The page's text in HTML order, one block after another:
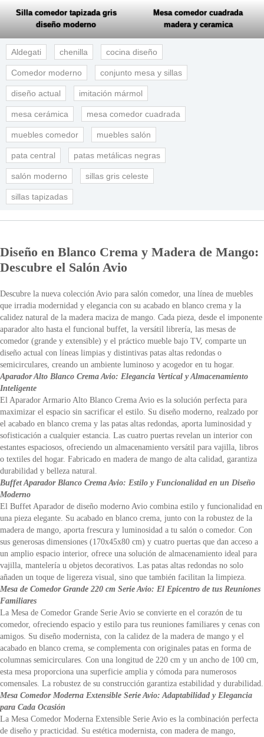
Silla comedor tapizada gris
diseño moderno
Mesa comedor cuadrada
madera y ceramica
Aldegati chenilla cocina diseño
Comedor moderno conjunto mesa y sillas
diseño actual imitación mármol
mesa cerámica mesa comedor cuadrada
muebles comedor muebles salón
pata central patas metálicas negras
salón moderno sillas gris celeste
sillas tapizadas
Diseño en Blanco Crema y Madera de Mango:
Descubre el Salón Avio
Descubre la nueva colección Avio para salón comedor, una línea de muebles
que irradia modernidad y elegancia con su acabado en blanco crema y la
calidez natural de la madera maciza de mango. Cada pieza, desde el imponente
aparador alto hasta el funcional buffet, la versátil librería, las mesas de
comedor (grande y extensible) y el práctico mueble bajo TV, comparte un
diseño actual con líneas limpias y distintivas patas altas redondas o
semicirculares, creando un ambiente luminoso y acogedor en tu hogar.
Aparador Alto Blanco Crema Avio: Elegancia Vertical y Almacenamiento
Inteligente
El Aparador Armario Alto Blanco Crema Avio es la solución perfecta para
maximizar el espacio sin sacrificar el estilo. Su diseño moderno, realzado por
el acabado en blanco crema y las patas altas redondas, aporta luminosidad y
sofisticación a cualquier estancia. Las cuatro puertas revelan un interior con
estantes espaciosos, ofreciendo un almacenamiento versátil para vajilla, libros
o textiles del hogar. Fabricado en madera de mango de alta calidad, garantiza
durabilidad y belleza natural.
Buffet Aparador Blanco Crema Avio: Estilo y Funcionalidad en un Diseño
Moderno
El Buffet Aparador de diseño moderno Avio combina estilo y funcionalidad en
una pieza elegante. Su acabado en blanco crema, junto con la robustez de la
madera de mango, aporta frescura y luminosidad a tu salón o comedor. Con
sus generosas dimensiones (170x45x80 cm) y cuatro puertas que dan acceso a
un amplio espacio interior, ofrece una solución de almacenamiento ideal para
vajilla, mantelería u objetos decorativos. Las patas altas redondas no solo
añaden un toque de ligereza visual, sino que también facilitan la limpieza.
Mesa de Comedor Grande 220 cm Serie Avio: El Epicentro de tus Reuniones
Familiares
La Mesa de Comedor Grande Serie Avio se convierte en el corazón de tu
comedor, ofreciendo espacio y estilo para tus reuniones familiares y cenas con
amigos. Su diseño modernista, con la calidez de la madera de mango y el
acabado en blanco crema, se complementa con originales patas en forma de
columnas semicirculares. Con una longitud de 220 cm y un ancho de 100 cm,
esta mesa proporciona una superficie amplia y cómoda para numerosos
comensales. La robustez de su construcción garantiza estabilidad y durabilidad.
Mesa Comedor Moderna Extensible Serie Avio: Adaptabilidad y Elegancia
para Cada Ocasión
La Mesa Comedor Moderna Extensible Serie Avio es la combinación perfecta
de diseño y practicidad. Su estética modernista, con madera de mango,